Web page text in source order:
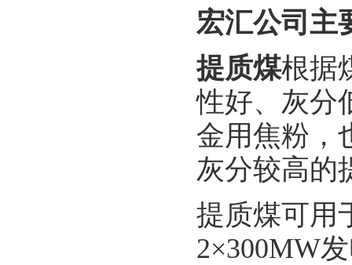
宏汇公司主
提质煤根据
性好、灰分
金用焦粉，
灰分较高的
提质煤可用
2×300MW